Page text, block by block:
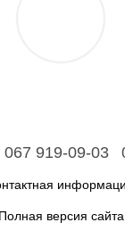
067 919-09-03
Полная версия сайта